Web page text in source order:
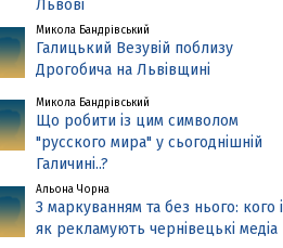
Львові
Микола Бандрівський
Галицький Везувій поблизу
Дрогобича на Львівщині
Микола Бандрівський
Що робити із цим символом
"русского мира" у сьогоднішній
Галичині..?
Альона Чорна
З маркуванням та без нього: кого і
як рекламують чернівецькі медіа